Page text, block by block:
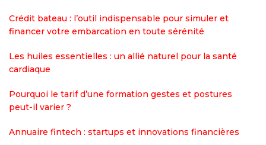
Crédit bateau : l’outil indispensable pour simuler et
financer votre embarcation en toute sérénité
Les huiles essentielles : un allié naturel pour la santé
cardiaque
Pourquoi le tarif d’une formation gestes et postures
peut-il varier ?
Annuaire fintech : startups et innovations financières